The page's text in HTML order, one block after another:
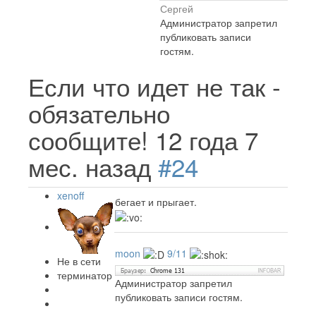
Сергей
Администратор запретил
публиковать записи
гостям.
Если что идет не так -
обязательно
сообщите! 12 года 7
мес. назад #24
xenoff
Не в сети
терминатор
бегает и прыгает.
moon 9/11
Администратор запретил
публиковать записи гостям.